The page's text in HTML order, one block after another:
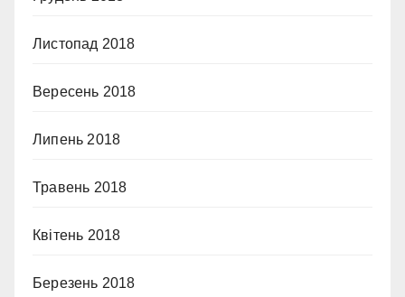
Листопад 2018
Вересень 2018
Липень 2018
Травень 2018
Квітень 2018
Березень 2018